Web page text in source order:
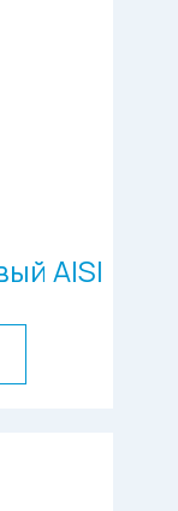
AISI